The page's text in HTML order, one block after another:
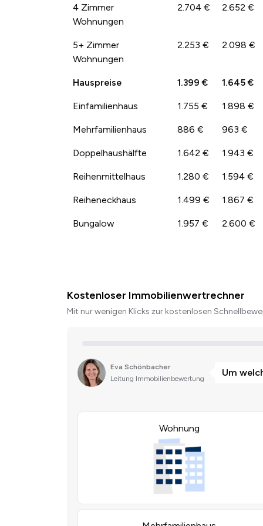
4 Zimmer
Wohnungen
2.704 € 2.652 €
5+ Zimmer
Wohnungen
2.253 € 2.098 €
Hauspreise 1.399 € 1.645 €
Einfamilienhaus 1.755 € 1.898 €
Mehrfamilienhaus 886 € 963 €
Doppelhaushälfte 1.642 € 1.943 €
Reihenmittelhaus 1.280 € 1.594 €
Reiheneckhaus 1.499 € 1.867 €
Bungalow 1.957 € 2.600 €
Kostenloser Immobilienwertrechner
Mit nur wenigen Klicks zur kostenlosen